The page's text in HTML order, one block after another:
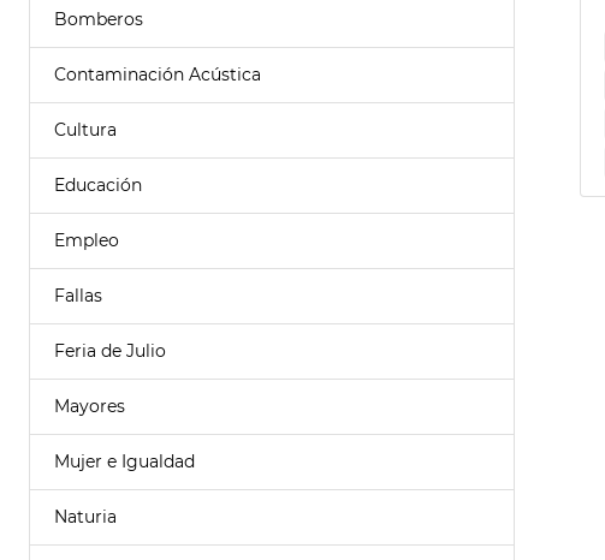
Bomberos
Contaminación Acústica
Cultura
Educación
Empleo
Fallas
Feria de Julio
Mayores
Mujer e Igualdad
Naturia